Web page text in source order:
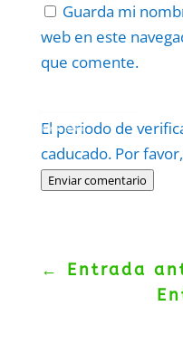
Guarda mi
web en este
que comente.
El periodo de
caducado. Por
Enviar comentario
Politica–Términos.
← Entrada